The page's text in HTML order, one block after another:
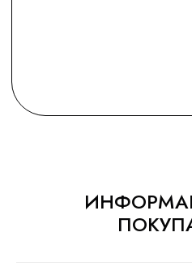
МЫ В СОЦ.СЕТЯХ
ул. Невзоровых , д 111